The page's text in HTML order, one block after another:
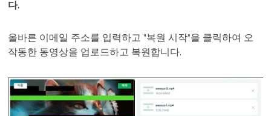
다.
올바른 이메일 주소를 입력하고 "복원 시작"을 클릭하여 오
작동한 동영상을 업로드하고 복원합니다.